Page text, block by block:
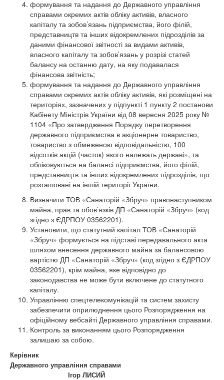
формування та надання до Державного управління
справами окремих актів обліку активів, власного
капіталу та зобов’язань підприємства, його філій,
представництв та інших відокремлених підрозділів за
даними фінансової звітності за видами активів,
власного капіталу та зобов’язань у розрізі статей
балансу на останню дату, на яку подавалася
фінансова звітність;
формування та надання до Державного управління
справами окремих актів обліку активів, які розміщені на
територіях, зазначених у підпункті 1 пункту 2 постанови
Кабінету Міністрів України від 08 вересня 2025 року №
1104 «Про затвердження Порядку перетворення
державного підприємства в акціонерне товариство,
товариство з обмеженою відповідальністю, 100
відсотків акцій (часток) якого належать державі», та
обліковуються на балансі підприємства, його філій,
представництв та інших відокремлених підрозділів, що
розташовані на іншій території України.
Визначити ТОВ «Санаторій «Збруч» правонаступником
майна, прав та обов’язків ДП «Санаторій «Збруч» (код
згідно з ЄДРПОУ 03562201).
Установити, що статутний капітал ТОВ «Санаторій
«Збруч» формується на підставі передавального акта
шляхом внесення державного майна за балансовою
вартістю ДП «Санаторій «Збруч» (код згідно з ЄДРПОУ
03562201), крім майна, яке відповідно до
законодавства не може бути включене до статутного
капіталу.
Управлінню спецтелекомунікацій та систем захисту
забезпечити оприлюднення цього Розпорядження на
офіційному вебсайті Державного управління справами.
Контроль за виконанням цього Розпорядження
залишаю за собою.
Керівник
Державного управління справами
Ігор ЛИСИЙ